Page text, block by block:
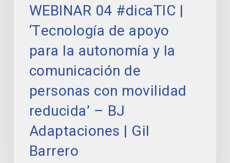
personas
movilidad
reducida’
Adaptaciones
Barrero
WEBINAR 04 #dicaTIC |
‘Tecnología de apoyo
para la autonomía y la
comunicación de
personas con movilidad
reducida’ – BJ
Adaptaciones | Gil
Barrero